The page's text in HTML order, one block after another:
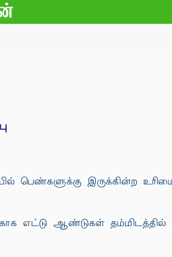
பெண்களுக்கு இருக்கின்ற
எட்டு ஆண்டுகள்